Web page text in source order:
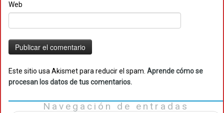
Web
Este sitio usa Akismet para reducir el spam. Aprende cómo se
procesan los datos de tus comentarios.
Navegación de entradas